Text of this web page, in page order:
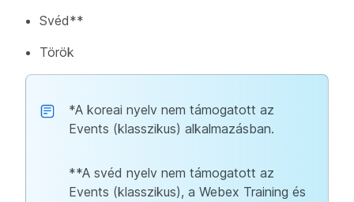
Svéd**
Török
*A koreai nyelv nem támogatott az
Events (klasszikus) alkalmazásban.
**A svéd nyelv nem támogatott az
Events (klasszikus), a Webex Training és